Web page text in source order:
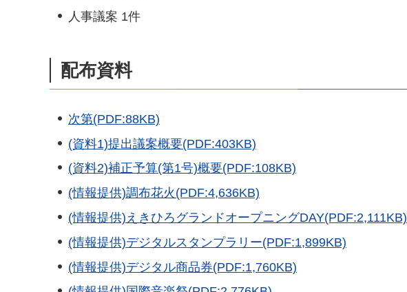
人事議案 1件
配布資料
次第(PDF:88KB)
(資料1)提出議案概要(PDF:403KB)
(資料2)補正予算(第1号)概要(PDF:108KB)
(情報提供)調布花火(PDF:4,636KB)
(情報提供)えきひろグランドオープニングDAY(PDF:2,111KB)
(情報提供)デジタルスタンプラリー(PDF:1,899KB)
(情報提供)デジタル商品券(PDF:1,760KB)